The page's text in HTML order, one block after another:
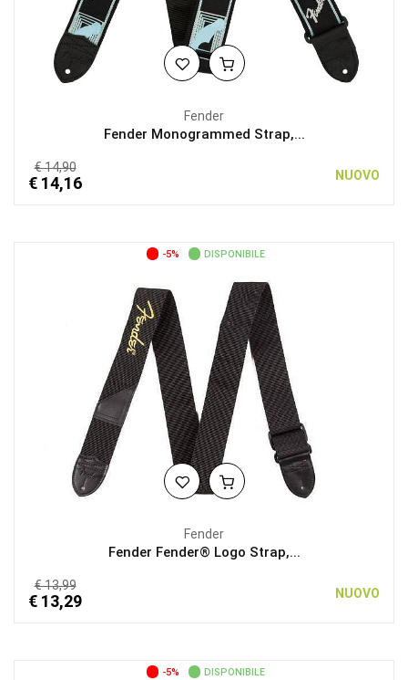
Fender
Fender Monogrammed Strap,...
€ 14,90
€ 14,16 NUOVO
-5% DISPONIBILE
Fender
Fender Fender® Logo Strap,...
€ 13,99
€ 13,29 NUOVO
-5% DISPONIBILE